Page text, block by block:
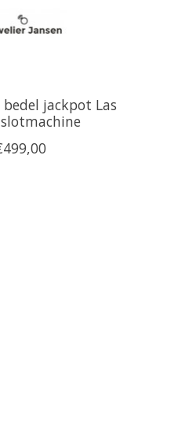
bedel jackpot Las
slotmachine